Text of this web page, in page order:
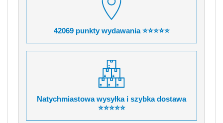
42069 punkty wydawania ⭐⭐⭐⭐⭐
Natychmiastowa wysyłka i szybka dostawa
⭐⭐⭐⭐⭐